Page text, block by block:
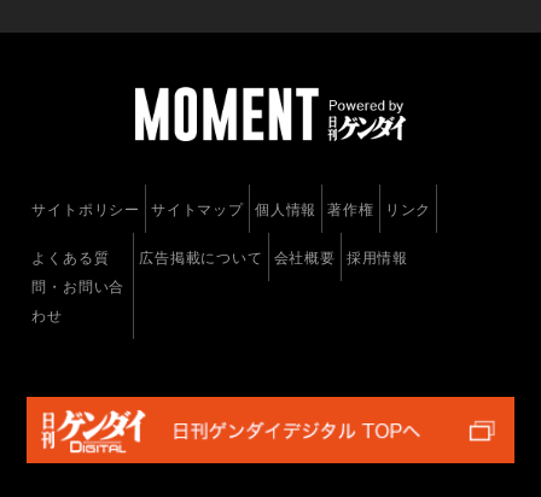
サイトポリシー サイトマップ 個人情報 著作権 リンク
よくある質
問・お問い合
わせ
広告掲載について 会社概要 採用情報